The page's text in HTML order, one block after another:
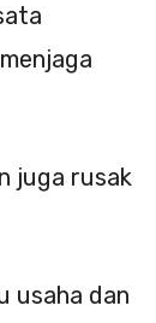
juga rusak
usaha dan